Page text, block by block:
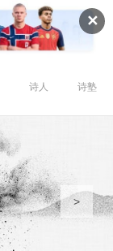
✕
诗人 诗塾
>